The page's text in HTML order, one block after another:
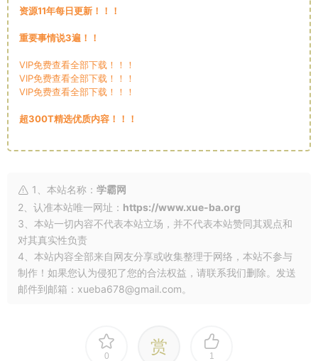
资源11年每日更新！！！
重要事情说3遍！！
VIP免费查看全部下载！！！
VIP免费查看全部下载！！！
VIP免费查看全部下载！！！
超300T精选优质内容！！！
1、本站名称： 学霸网
2、认准本站唯一网址： https://www.xue-ba.org
3、本站一切内容不代表本站立场，并不代表本站赞同其观点和
对其真实性负责
4、本站内容全部来自网友分享或收集整理于网络，本站不参与
制作！如果您认为侵犯了您的合法权益，请联系我们删除。发送
邮件到邮箱：xueba678@gmail.com。
0 赏 1